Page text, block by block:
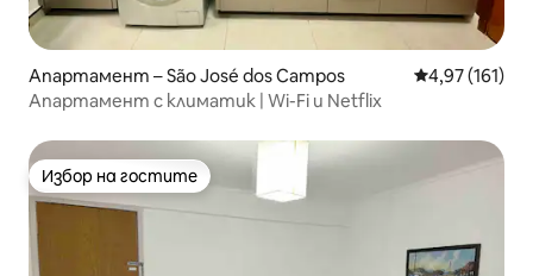
Апартамент – São José dos Campos Средна
4,97 (161)
Апартамент с климатик | Wi-Fi и Netflix
Избор на гостите
Избор на гостите